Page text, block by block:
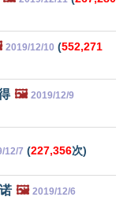
2019/12/10 (552,271
🖼️ 2019/12/9
12/7 (227,356次)
🖼️ 2019/12/6